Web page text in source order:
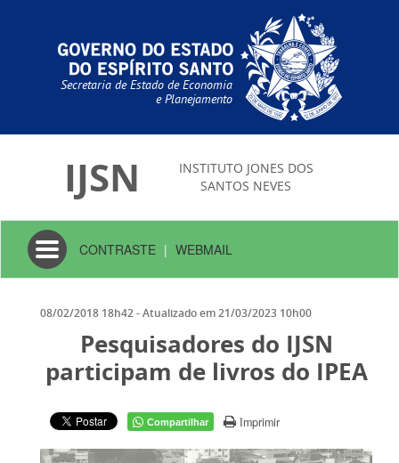
Secretaria de Estado de Economia
e Planejamento
IJSN
INSTITUTO JONES DOS
SANTOS NEVES
Toggle
navigation
CONTRASTE | WEBMAIL
08/02/2018 18h42- Atualizado em21/03/2023 10h00
Pesquisadores do IJSN
participam de livros do IPEA
Compartilhar Imprimir